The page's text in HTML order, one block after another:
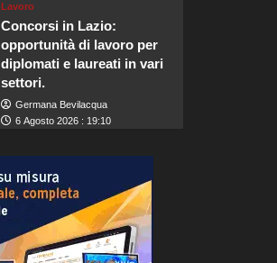
Lavoro
Concorsi in Lazio:
opportunità di lavoro per
diplomati e laureati in vari
settori.
Germana Bevilacqua
6 Agosto 2026 : 19:10